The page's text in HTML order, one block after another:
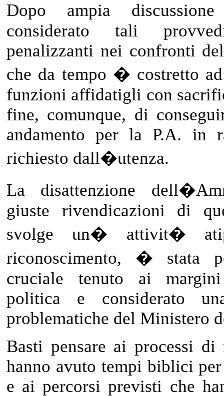
Dopo ampia
considerato tali
penalizzanti nei confronti
che da tempo � costretto
funzioni affidatigli con
fine, comunque, di
andamento per la P.A. in
richiesto dall�utenza.
La disattenzione
giuste rivendicazioni di
svolge un� attivit�
riconoscimento, � stata
cruciale tenuto ai
politica e considerato
problematiche del Ministero
Basti pensare ai processi
hanno avuto tempi biblici
e ai percorsi previsti che